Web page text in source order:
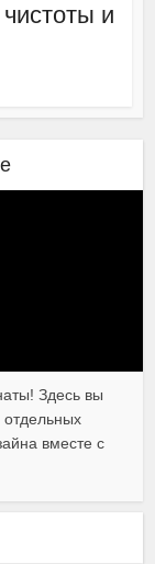
и
Здесь вы
отдельных
вместе с